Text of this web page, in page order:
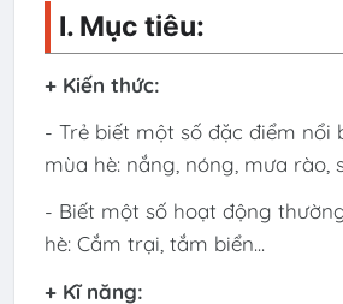
I. Mục tiêu:
+ Kiến thức:
- Trẻ biết một số đặc điểm nổi
mùa hè: nắng, nóng, mưa rào,
- Biết một số hoạt động
hè: Cắm trại, tắm biển...
+ Kĩ năng: